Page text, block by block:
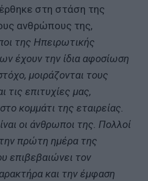
στη στάση της
ανθρώπους της,
της Ηπειρωτικής
έχουν την ίδια αφοσίωση
μοιράζονται τους
τις επιτυχίες μας,
κομμάτι της εταιρείας.
οι άνθρωποι της. Πολλοί
την πρώτη ημέρα της
επιβεβαιώνει τον
και την έμφαση